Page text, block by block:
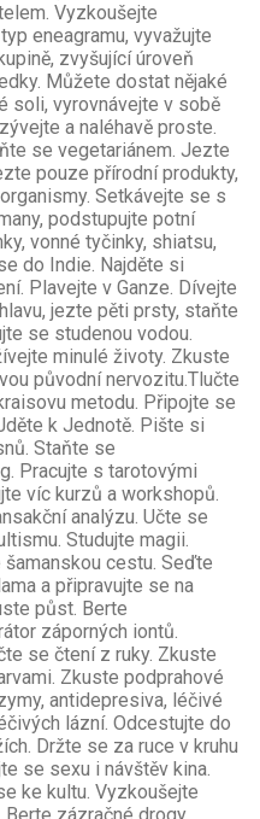
Vyzkoušejte
eneagramu, vyvažujte
zvyšující úroveň
Můžete dostat nějaké
soli, vyrovnávejte v sobě
a naléhavě proste.
se vegetariánem. Jezte
pouze přírodní produkty,
Setkávejte se s
podstupujte potní
vonné tyčinky, shiatsu,
do Indie. Najděte si
Plavejte v Ganze. Dívejte
jezte pěti prsty, staňte
se studenou vodou.
minulé životy. Zkuste
původní nervozitu.Tlučte
metodu. Připojte se
k Jednotě. Pište si
Staňte se
Pracujte s tarotovými
víc kurzů a workshopů.
analýzu. Učte se
Studujte magii.
šamanskou cestu. Seďte
a připravujte se na
půst. Berte
záporných iontů.
se čtení z ruky. Zkuste
Zkuste podprahové
antidepresiva, léčivé
lázní. Odcestujte do
Držte se za ruce v kruhu
se sexu i návštěv kina.
ke kultu. Vyzkoušejte
zázračné drogy.